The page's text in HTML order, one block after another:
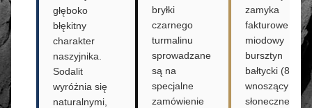
głęboko
błękitny
charakter
naszyjnika.
Sodalit
wyróżnia się
naturalnymi,
bryłki
czarnego
turmalinu
sprowadzane
są na
specjalne
zamówienie
zamyka
fakturowe trio:
miodowy
bursztyn
bałtycki (8 mm)
wnoszący
słoneczne